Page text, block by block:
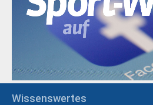
Wissenswertes